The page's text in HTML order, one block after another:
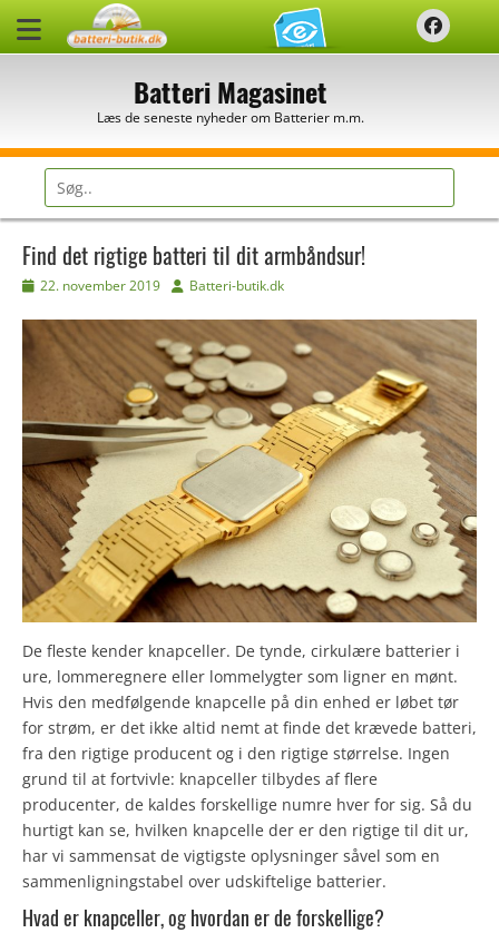
Batteri Magasinet
Læs de seneste nyheder om Batterier m.m.
Søg
efter:
Find det rigtige batteri til dit armbåndsur!
Udgivet
22. november 2019 Forfatter
Batteri-butik.dk
De fleste kender knapceller. De tynde, cirkulære batterier i
ure, lommeregnere eller lommelygter som ligner en mønt.
Hvis den medfølgende knapcelle på din enhed er løbet tør
for strøm, er det ikke altid nemt at finde det krævede batteri,
fra den rigtige producent og i den rigtige størrelse. Ingen
grund til at fortvivle: knapceller tilbydes af flere
producenter, de kaldes forskellige numre hver for sig. Så du
hurtigt kan se, hvilken knapcelle der er den rigtige til dit ur,
har vi sammensat de vigtigste oplysninger såvel som en
sammenligningstabel over udskiftelige batterier.
Hvad er knapceller, og hvordan er de forskellige?